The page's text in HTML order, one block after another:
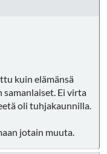
kuin elämänsä
Ei virta
oli tuhjakaunnilla.
jotain muuta.